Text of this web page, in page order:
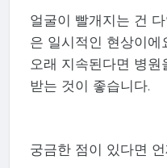
얼굴이 빨개지는 건
은 일시적인 현상이
오래 지속된다면 병
받는 것이 좋습니다.
궁금한 점이 있다면